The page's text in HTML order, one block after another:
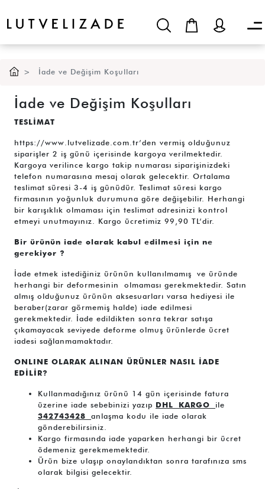
İade ve Değişim Koşulları
İade ve Değişim Koşulları
TESLİMAT
https://www.lutvelizade.com.tr’den vermiş olduğunuz
siparişler 2 iş günü içerisinde kargoya verilmektedir.
Kargoya verilince kargo takip numarası siparişinizdeki
telefon numarasına mesaj olarak gelecektir. Ortalama
teslimat süresi 3-4 iş günüdür. Teslimat süresi kargo
firmasının yoğunluk durumuna göre değişebilir. Herhangi
bir karışıklık olmaması için teslimat adresinizi kontrol
etmeyi unutmayınız. Kargo ücretimiz 99,90 TL’dir.
Bir ürünün iade olarak kabul edilmesi için ne
gerekiyor ?
İade etmek istediğiniz ürünün kullanılmamış ve üründe
herhangi bir deformesinin olmaması gerekmektedir. Satın
almış olduğunuz ürünün aksesuarları varsa hediyesi ile
beraber(zarar görmemiş halde) iade edilmesi
gerekmektedir. İade edildikten sonra tekrar satışa
çıkamayacak seviyede deforme olmuş ürünlerde ücret
iadesi sağlanmamaktadır.
ONLINE OLARAK ALINAN ÜRÜNLER NASIL İADE
EDİLİR?
Kullanmadığınız ürünü 14 gün içerisinde fatura
üzerine iade sebebinizi yazıp DHL KARGO ile
342743428 anlaşma kodu ile iade olarak
gönderebilirsiniz.
Kargo firmasında iade yaparken herhangi bir ücret
ödemeniz gerekmemektedir.
Ürün bize ulaşıp onaylandıktan sonra tarafınıza sms
olarak bilgisi gelecektir.